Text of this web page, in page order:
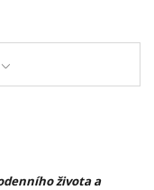
života a